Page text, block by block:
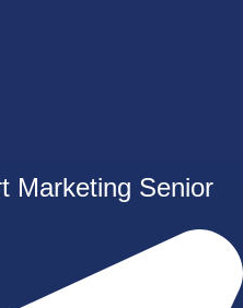
Marketing Senior